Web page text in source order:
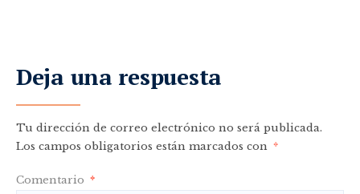
Deja una respuesta
Tu dirección de correo electrónico no será publicada.
Los campos obligatorios están marcados con *
Comentario *